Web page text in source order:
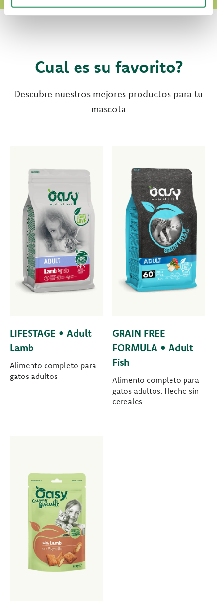
Cual es su favorito?
Descubre nuestros mejores productos para tu
mascota
LIFESTAGE • Adult
Lamb
Alimento completo para
gatos adultos
GRAIN FREE
FORMULA • Adult
Fish
Alimento completo para
gatos adultos. Hecho sin
cereales